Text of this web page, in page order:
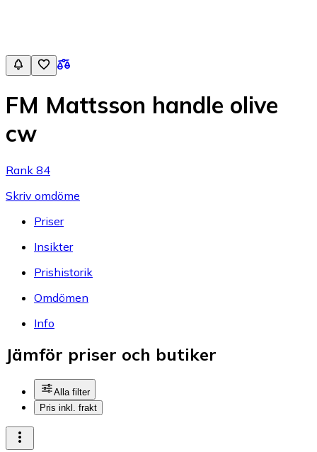
FM Mattsson handle olive
cw
Rank 84
Skriv omdöme
Priser
Insikter
Prishistorik
Omdömen
Info
Jämför priser och butiker
Alla filter
Pris inkl. frakt